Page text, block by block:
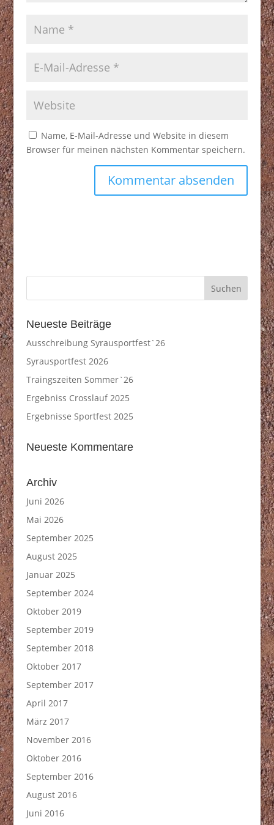
Name, E-Mail-Adresse und Website in diesem
Browser für meinen nächsten Kommentar speichern.
Neueste Beiträge
Ausschreibung Syrausportfest`26
Syrausportfest 2026
Traingszeiten Sommer`26
Ergebniss Crosslauf 2025
Ergebnisse Sportfest 2025
Neueste Kommentare
Archiv
Juni 2026
Mai 2026
September 2025
August 2025
Januar 2025
September 2024
Oktober 2019
September 2019
September 2018
Oktober 2017
September 2017
April 2017
März 2017
November 2016
Oktober 2016
September 2016
August 2016
Juni 2016